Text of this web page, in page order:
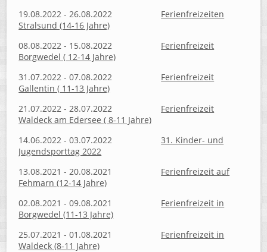
19.08.2022 - 26.08.2022
Ferienfreizeiten
Stralsund (14-16 Jahre)
08.08.2022 - 15.08.2022
Ferienfreizeit
Borgwedel ( 12-14 Jahre)
31.07.2022 - 07.08.2022
Ferienfreizeit
Gallentin ( 11-13 Jahre)
21.07.2022 - 28.07.2022
Ferienfreizeit
Waldeck am Edersee ( 8-11 Jahre)
14.06.2022 - 03.07.2022
31. Kinder- und
Jugendsporttag 2022
13.08.2021 - 20.08.2021
Ferienfreizeit auf
Fehmarn (12-14 Jahre)
02.08.2021 - 09.08.2021
Ferienfreizeit in
Borgwedel (11-13 Jahre)
25.07.2021 - 01.08.2021
Ferienfreizeit in
Waldeck (8-11 Jahre)